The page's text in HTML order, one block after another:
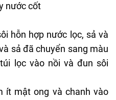
nước cốt
hỗn hợp nước lọc, sả và
sả đã chuyển sang màu
lọc vào nồi và đun sôi
ít mật ong và chanh vào